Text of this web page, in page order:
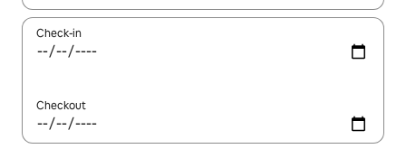
Check-in
Checkout